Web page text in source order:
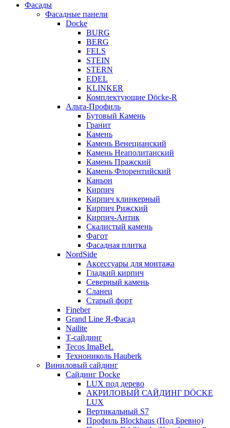
Фасады
Фасадные панели
Docke
BURG
BERG
FELS
STEIN
STERN
EDEL
KLINKER
Комплектующие Döcke-R
Альта-Профиль
Бутовый Камень
Гранит
Камень
Камень Венецианский
Камень Неаполитанский
Камень Пражский
Камень Флорентийский
Каньон
Кирпич
Кирпич клинкерный
Кирпич Рижский
Кирпич-Антик
Скалистый камень
Фагот
Фасадная плитка
NordSide
Аксессуары для монтажа
Гладкий кирпич
Северный камень
Сланец
Старый форт
Fineber
Grand Line Я-Фасад
Nailite
Т-сайдинг
Tecos ImaBeL
Технониколь Hauberk
Виниловый сайдинг
Сайдинг Docke
LUX под дерево
АКРИЛОВЫЙ САЙДИНГ DÖCKE
LUX
Вертикальный S7
Профиль Blockhaus (Под Бревно)